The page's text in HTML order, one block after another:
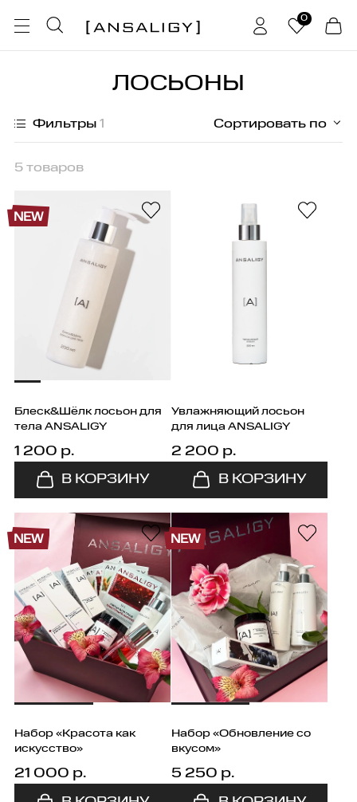
ЛОСЬОНЫ
5 товаров
Фильтры 1
Жирная
Комбинированная
Нормальная
Сухая
Чувствительная
Волосы
Глаза
Лицо
Тело
Гель
Кондиционер
Косметический набор
Крем
Лосьон
Патчи
Пилинг
Подарочный сертификат
Сыворотка
Шампунь
Ягодные патчи
hair loss complex
SWT-7
витамин C
матриксил
ниацинамид
пептиды
шёлк
эсцин
янтарь
защита от солнца
кожа вокруг глаз
омоложение
увлажнение
Сортировать по
Блеск&Шёлк лосьон для
тела ANSALIGY
1 200 р.
NEW
Увлажняющий лосьон
для лица ANSALIGY
2 200 р.
Набор «Красота как
искусство»
21 000 р.
NEW
Набор «Обновление со
вкусом»
5 250 р.
NEW
0